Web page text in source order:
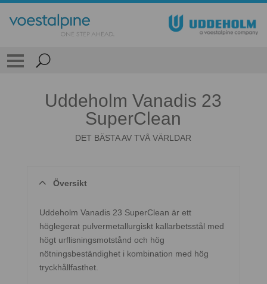
Uddeholm Vanadis 23
SuperClean
DET BÄSTA AV TVÅ VÄRLDAR
Översikt
Uddeholm Vanadis 23 SuperClean är ett
höglegerat pulvermetallurgiskt kallarbetsstål med
högt urflisningsmotstånd och hög
nötningsbeständighet i kombination med hög
tryckhållfasthet.